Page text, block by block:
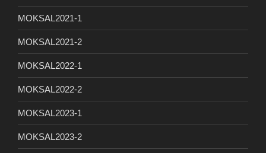
MOKSAL2021-1
MOKSAL2021-2
MOKSAL2022-1
MOKSAL2022-2
MOKSAL2023-1
MOKSAL2023-2